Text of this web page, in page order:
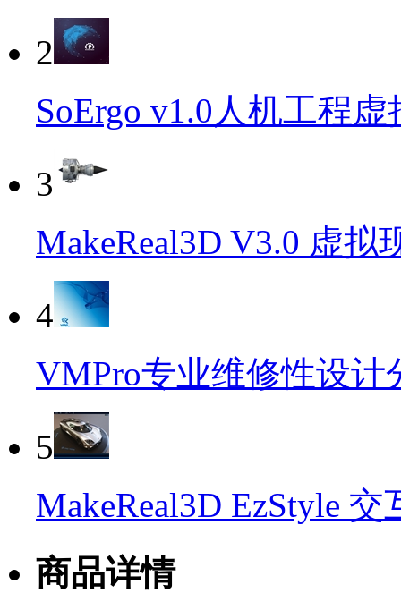
2
SoErgo v1.0人机工程
3
MakeReal3D V3.0 虚拟
4
VMPro专业维修性设计
5
MakeReal3D EzStyle
商品详情